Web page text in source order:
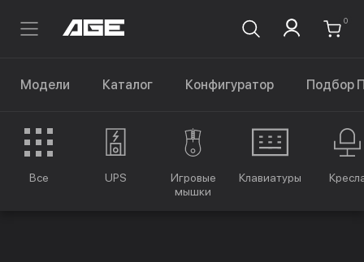
0
Модели Каталог Конфигуратор Подбор
Все UPS
Игровые
мышки
Клавиатуры